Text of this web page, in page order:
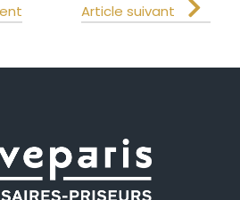
Article suivant